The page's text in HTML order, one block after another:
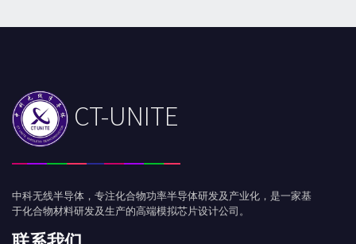
CT-UNITE
中科无线半导体，专注化合物功率半导体研发及产业化，是一家基
于化合物材料研发及生产的高端模拟芯片设计公司。